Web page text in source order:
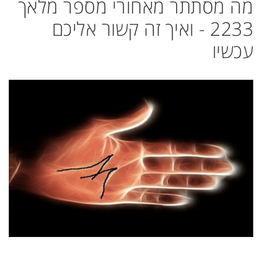
מה מסתתר מאחורי מספר מלאך
2233 - ואיך זה קשור אליכם
עכשיו